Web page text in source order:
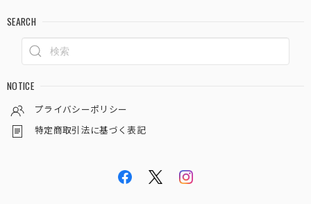
SEARCH
NOTICE
プライバシーポリシー
特定商取引法に基づく表記